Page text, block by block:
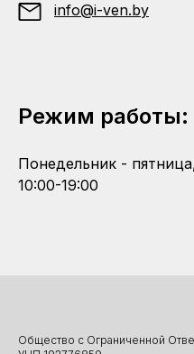
info@i-ven.by
Режим работы:
Понедельник -
10:00-19:00
Общество с Ограниченной